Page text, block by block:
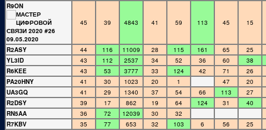
R9ON
45
39 4843 41 59 113 45 15
R2ASY 44 116 11009 28 115 161 65
25
YL3ID
43 112 2537 34 52 36 60
38
R6KEE
43 53 3777 33 124 42 71
26
PA20HNY
41 30 1023 20 1 47
20
UA3GQ
41 29 1340 37 54 66 113
27
R2DSY
39 17 862 19 64 124 31
40
RN5AA
36 72 12039 30
32
R7KBV
35 77 653 32 103 6 56
25